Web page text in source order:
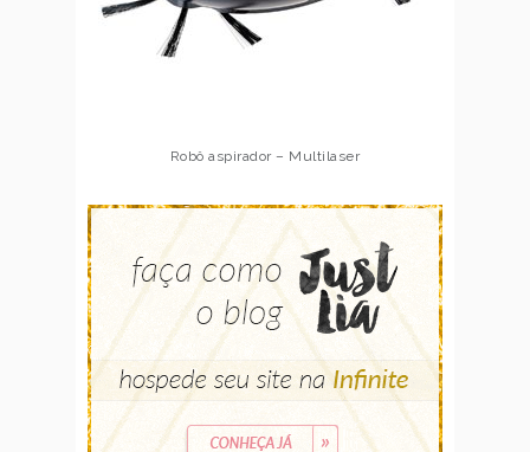
Robô aspirador – Multilaser